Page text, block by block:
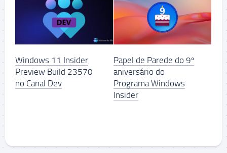
Windows 11 Insider
Preview Build 23570
no Canal Dev
Papel de Parede do 9º
aniversário do
Programa Windows
Insider